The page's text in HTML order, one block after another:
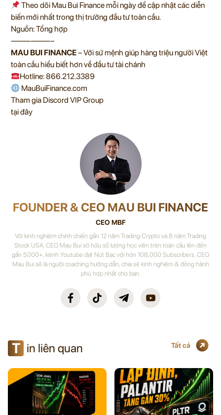
Theo dõi Mau Bui Finance mỗi ngày để cập nhật các diễn
biến mới nhất trong thị trường đầu tư toàn cầu.
Nguồn: Tổng hợp
——————–
MAU BUI FINANCE– Với sứ mệnh giúp hàng triệu người Việt
toàn cầu hiểu biết hơn về đầu tư tài chánh
Hotline: 866.212.3389
MauBuiFinance.com
Tham gia Discord VIP Group
tại đây
FOUNDER & CEO MAU BUI FINANCE
CEO MBF
Với kinh nghiệm chinh chiến gần 12 năm Trading Crypto và 8 năm Trading
Stock USA. CEO Mau Bui sở hữu số lượng học viên trên toàn cầu lên đến
gần 5000+, kênh Youtube đạt Nút Bạc với hơn 108,000 Subscribers. CEO
Mau Bui sẽ là người coaching hướng dẫn, chia sẻ kinh nghiệm & đồng hành
phù hợp nhất cho bạn.
T in liên quan Tất cả